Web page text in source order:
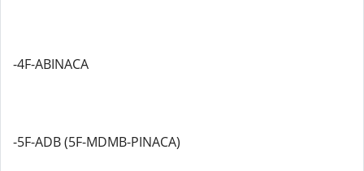
-4F-ABINACA
-5F-ADB (5F-MDMB-PINACA)